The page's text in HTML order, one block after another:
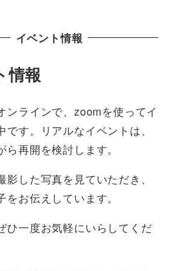
イベント情報
情報
ンラインで、zoomを使ってイ
です。リアルなイベントは、
ら再開を検討します。
影した写真を見ていただき、
をお伝えしています。
ひ一度お気軽にいらしてくだ